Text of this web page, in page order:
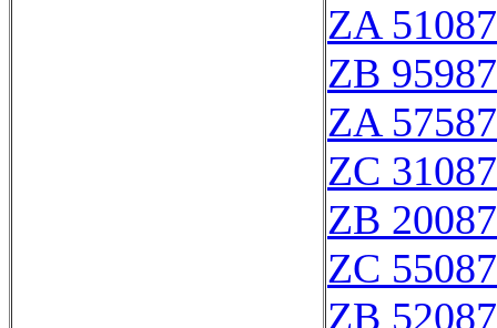
ZA 51087
ZB 95987
ZA 57587
ZC 31087
ZB 20087
ZC 55087
ZB 52087